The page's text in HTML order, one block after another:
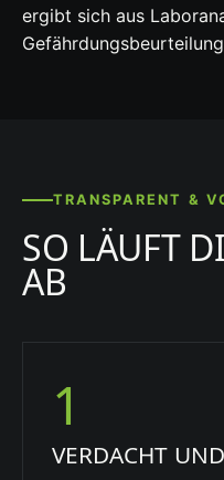
ergibt sich aus
TRANSPARENT &
SO LÄUFT
AB
1
VERDACHT